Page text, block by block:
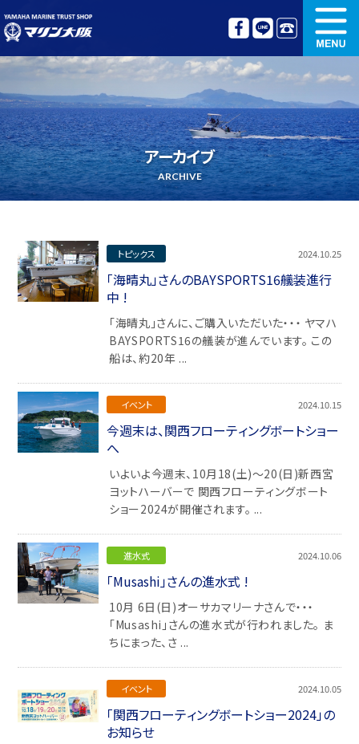
中古艇情報
オリジナル艤装 ボート免許講習
更新講習 クルージング情報
アーカイブ
ARCHIVE
トピックス 2024.10.25
「海晴丸」さんのBAYSPORTS16艤装進行
中 !
「海晴丸」さんに、ご購入いただいた・・・ ヤマハ
BAYSPORTS16の艤装が進んでいます。 この
船は、約20年 ...
イベント 2024.10.15
今週末は、関西フローティングボートショー
へ
いよいよ今週末、10月18(土)～20(日)新西宮
ヨットハーバーで 関西フローティングボート
ショー2024が開催されます。 ...
進水式 2024.10.06
「Musashi」さんの進水式 !
10月 6日(日)オーサカマリーナさんで・・・
「Musashi」さんの進水式が行われました。 ま
ちにまった、さ ...
イベント 2024.10.05
「関西フローティングボートショー2024」の
お知らせ